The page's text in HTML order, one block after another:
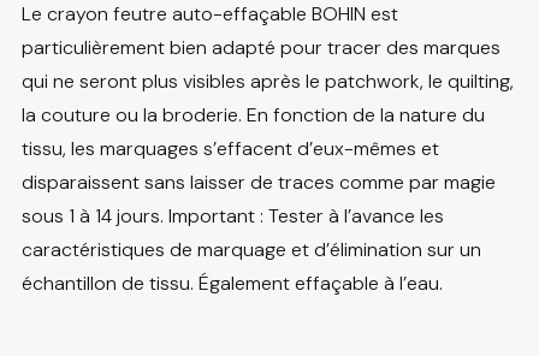
Le crayon feutre auto-effaçable BOHIN est
particulièrement bien adapté pour tracer des marques
qui ne seront plus visibles après le patchwork, le quilting,
la couture ou la broderie. En fonction de la nature du
tissu, les marquages s’effacent d’eux-mêmes et
disparaissent sans laisser de traces comme par magie
sous 1 à 14 jours. Important : Tester à l’avance les
caractéristiques de marquage et d’élimination sur un
échantillon de tissu. Également effaçable à l’eau.